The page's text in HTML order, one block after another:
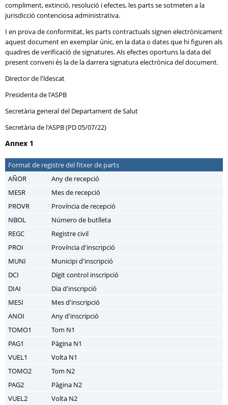
compliment, extinció, resolució i efectes, les parts se sotmeten a la
jurisdicció contenciosa administrativa.
I en prova de conformitat, les parts contractuals signen electrònicament
aquest document en exemplar únic, en la data o dates que hi figuren als
quadres de verificació de signatures. Als efectes oportuns la data del
present conveni és la de la darrera signatura electrònica del document.
Director de l'ldescat
Presidenta de l'ASPB
Secretària general del Departament de Salut
Secretària de l'ASPB (PD 05/07/22)
Annex 1
Format de registre del fitxer de parts
AÑOR
Any de recepció
MESR
Mes de recepció
PROVR
Província de recepció
NBOL
Número de butlleta
REGC
Registre civil
PROI
Província d'inscripció
MUNI
Municipi d'inscripció
DCI
Dígit control inscripció
DIAI
Dia d'inscripció
MESI
Mes d'inscripció
ANOI
Any d'inscripció
TOMO1
Tom N1
PAG1
Pàgina N1
VUEL1
Volta N1
TOMO2
Tom N2
PAG2
Pàgina N2
VUEL2
Volta N2